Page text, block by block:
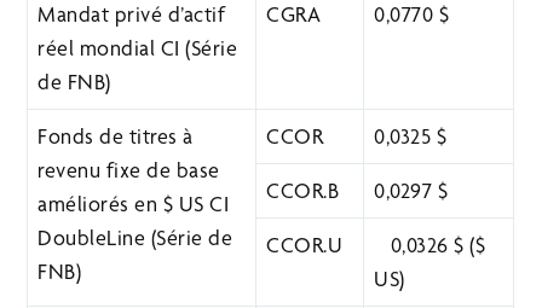
Mandat privé d’actif
réel mondial CI (Série
de FNB)
CGRA 0,0770 $
Fonds de titres à
revenu fixe de base
améliorés en $ US CI
DoubleLine (Série de
FNB)
CCOR 0,0325 $
CCOR.B 0,0297 $
CCOR.U
0,0326 $ ($
US)